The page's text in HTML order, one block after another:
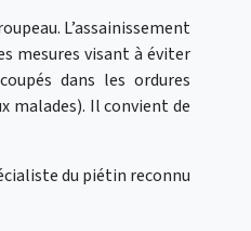
L’assainissement
mesures visant à éviter
dans les ordures
malades). Il convient de
du piétin reconnu